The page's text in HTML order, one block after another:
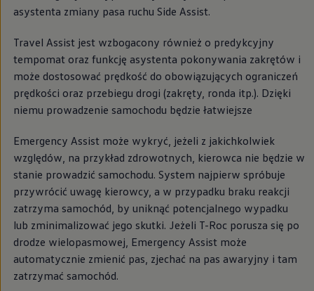
Modele sportowe
Leasing i najem dla firm
Najem
Finansowanie aut używanych
Finansowanie dla firm
Kalkulator finansowy
Kredyt i najem
Kredyt
Finansowanie aut używanych
Kalkulator finansowy
Ubezpieczenia i gwarancje
Ubezpieczenia komunikacyjne
Ubezpieczenie GAP/RTI
Gwarancje
Zakup i finansowanie dla biznesu
Leasing dla biznesu
Mała flota
Duża flota
Elektromobilność dla firm
Skonfiguruj Volkswagena
asystenta zmiany pasa ruchu Side Assist.
Travel Assist jest wzbogacony również o predykcyjny
tempomat oraz funkcję asystenta pokonywania zakrętów i
może dostosować prędkość do obowiązujących ograniczeń
prędkości oraz przebiegu drogi (zakręty, ronda itp.). Dzięki
niemu prowadzenie samochodu będzie łatwiejsze
Emergency Assist może wykryć, jeżeli z jakichkolwiek
względów, na przykład zdrowotnych, kierowca nie będzie w
stanie prowadzić samochodu. System najpierw spróbuje
przywrócić uwagę kierowcy, a w przypadku braku reakcji
zatrzyma samochód, by uniknąć potencjalnego wypadku
lub zminimalizować jego skutki. Jeżeli T-Roc porusza się po
drodze wielopasmowej, Emergency Assist może
automatycznie zmienić pas, zjechać na pas awaryjny i tam
zatrzymać samochód.